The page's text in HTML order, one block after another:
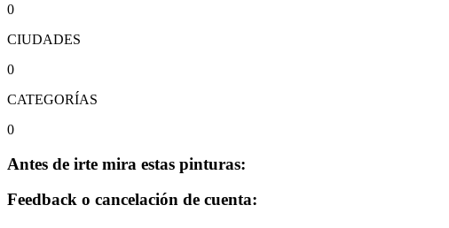
0
CIUDADES
0
CATEGORÍAS
0
Antes de irte mira estas pinturas:
Feedback o cancelación de cuenta: